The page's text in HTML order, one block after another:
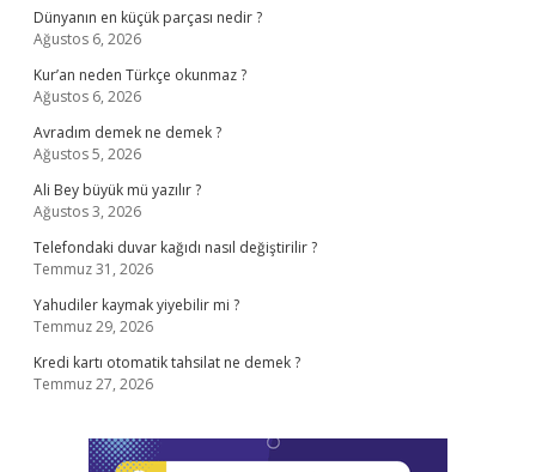
Dünyanın en küçük parçası nedir ?
Ağustos 6, 2026
Kur’an neden Türkçe okunmaz ?
Ağustos 6, 2026
Avradım demek ne demek ?
Ağustos 5, 2026
Ali Bey büyük mü yazılır ?
Ağustos 3, 2026
Telefondaki duvar kağıdı nasıl değiştirilir ?
Temmuz 31, 2026
Yahudiler kaymak yiyebilir mi ?
Temmuz 29, 2026
Kredi kartı otomatik tahsilat ne demek ?
Temmuz 27, 2026